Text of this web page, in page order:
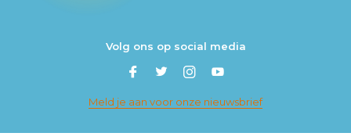
Volg ons op social media
Meld je aan voor onze nieuwsbrief